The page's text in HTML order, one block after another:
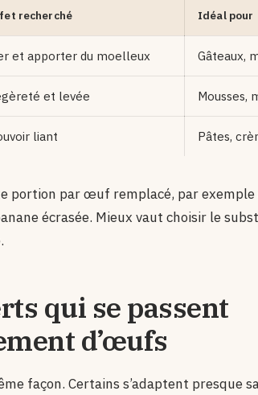
recherché Idéal pour
et apporter du moelleux Gâteaux,
et levée Mousses,
liant Pâtes,
portion par œuf remplacé, par
écrasée. Mieux vaut choisir le
qui se passent
d’œufs
façon. Certains s’adaptent presque